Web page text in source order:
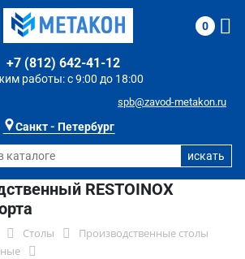
Санкт - Петербург
работы: с 9:00 до 18:00
+7 (812) 642-41-12
spb@zavod-metakon.ru
0
RESTOINOX
Столы
Производственные столы